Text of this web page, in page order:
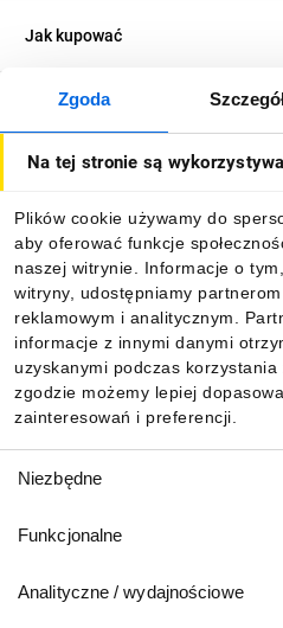
Zgoda
Na tej stronie są
Plików cookie używamy do
aby oferować funkcje
naszej witrynie. Informacje o
witryny, udostępniamy partnerom
reklamowym i analitycznym.
informacje z innymi danymi
uzyskanymi podczas korzystania
zgodzie możemy lepiej
zainteresowań i preferencji.
zgody
Niezbędne
Funkcjonalne
Analityczne / wydajnościowe
Jak kupować
O firmie
Informacje
Pobierz naszą